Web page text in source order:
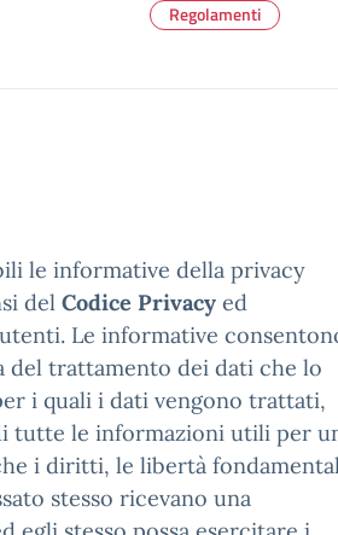
Regolamenti
le informative della privacy
del Codice Privacy ed
Le informative
del trattamento dei dati che lo
i quali i dati vengono trattati,
tutte le informazioni utili per
i diritti, le libertà
stesso ricevano una